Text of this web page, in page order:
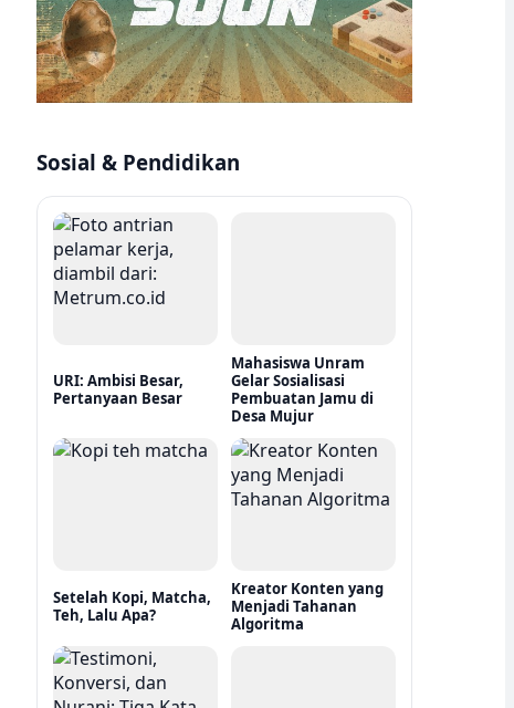
Sosial & Pendidikan
URI: Ambisi Besar,
Pertanyaan Besar
Mahasiswa Unram
Gelar Sosialisasi
Pembuatan Jamu di
Desa Mujur
Setelah Kopi, Matcha,
Teh, Lalu Apa?
Kreator Konten yang
Menjadi Tahanan
Algoritma